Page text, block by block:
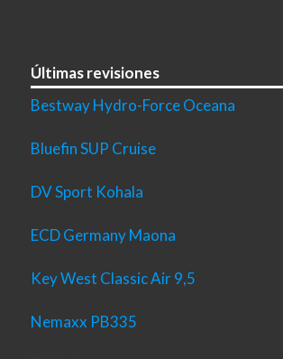
Últimas revisiones
Bestway Hydro-Force Oceana
Bluefin SUP Cruise
DV Sport Kohala
ECD Germany Maona
Key West Classic Air 9,5
Nemaxx PB335